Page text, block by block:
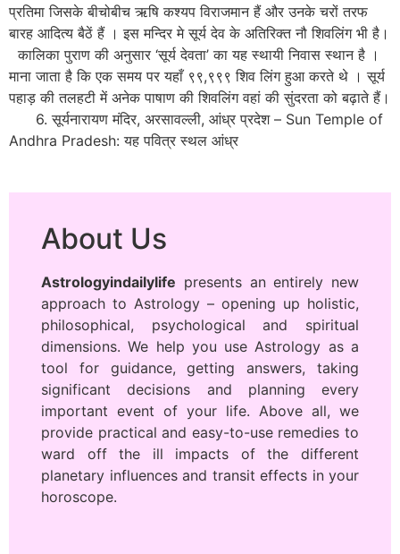
प्रतिमा जिसके बीचोबीच ऋषि कश्यप विराजमान हैं और उनके चरों तरफ
बारह आदित्य बैठें हैं । इस मन्दिर मे सूर्य देव के अतिरिक्त नौ शिवलिंग भी है।
कालिका पुराण की अनुसार ‘सूर्य देवता’ का यह स्थायी निवास स्थान है ।
माना जाता है कि एक समय पर यहाँ ९९,९९९ शिव लिंग हुआ करते थे । सूर्य
पहाड़ की तलहटी में अनेक पाषाण की शिवलिंग वहां की सुंदरता को बढ़ाते हैं।
6. सूर्यनारायण मंदिर, अरसावल्ली, आंध्र प्रदेश – Sun Temple of
Andhra Pradesh: यह पवित्र स्थल आंध्र
About Us
Astrologyindailylife presents an entirely new
approach to Astrology – opening up holistic,
philosophical, psychological and spiritual
dimensions. We help you use Astrology as a
tool for guidance, getting answers, taking
significant decisions and planning every
important event of your life. Above all, we
provide practical and easy-to-use remedies to
ward off the ill impacts of the different
planetary influences and transit effects in your
horoscope.